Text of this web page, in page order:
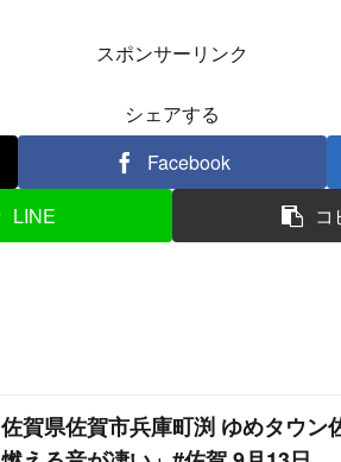
煙すごい pic.twitter.com/HTMT7vTFex
g6FjX0fQNO